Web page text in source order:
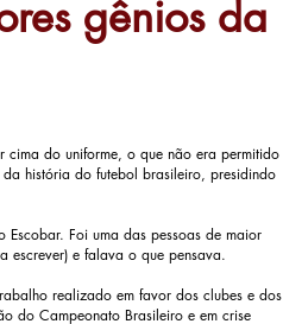
gênios da
do uniforme, o que não era permitido
história do futebol brasileiro, presidindo
Foi uma das pessoas de maior
escrever) e falava o que pensava.
realizado em favor dos clubes e dos
do Campeonato Brasileiro e em crise